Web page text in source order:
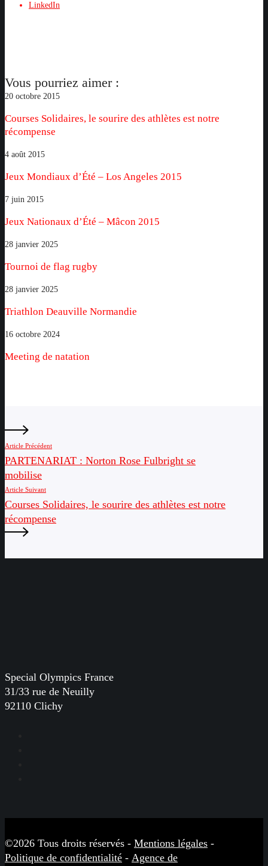
LinkedIn
Vous pourriez aimer :
Courses
le
sourire
des
est
notre
20 octobre 2015
Courses Solidaires, le sourire des athlètes est notre
récompense
Jeux
–
Angeles
2015
4 août 2015
Jeux Mondiaux d’Été – Los Angeles 2015
Jeux
Nationaux
–
2015
7 juin 2015
Jeux Nationaux d’Été – Mâcon 2015
Tournoi
rugby
28 janvier 2025
Tournoi de flag rugby
Triathlon
Deauville
28 janvier 2025
Triathlon Deauville Normandie
Meeting
natation
16 octobre 2024
Meeting de natation
Article Précédent
PARTENARIAT : Norton Rose Fulbright se
mobilise
Article Suivant
Courses Solidaires, le sourire des athlètes est notre
récompense
Special Olympics France
31/33 rue de Neuilly
92110 Clichy
©2026 Tous droits réservés - Mentions légales -
Politique de confidentialité - Agence de